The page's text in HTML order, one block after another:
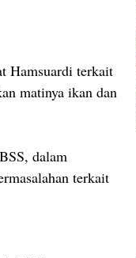
Hamsuardi terkait
matinya ikan dan
dalam
terkait